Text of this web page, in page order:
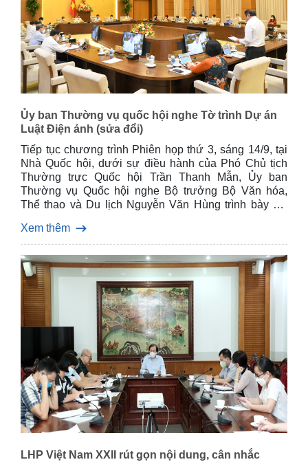
Ủy ban Thường vụ quốc hội nghe Tờ trình Dự án
Luật Điện ảnh (sửa đổi)
Tiếp tục chương trình Phiên họp thứ 3, sáng 14/9, tại
Nhà Quốc hội, dưới sự điều hành của Phó Chủ tịch
Thường trực Quốc hội Trần Thanh Mẫn, Ủy ban
Thường vụ Quốc hội nghe Bộ trưởng Bộ Văn hóa,
Thể thao và Du lịch Nguyễn Văn Hùng trình bày Tờ
Xem thêm
LHP Việt Nam XXII rút gọn nội dung, cân nhắc